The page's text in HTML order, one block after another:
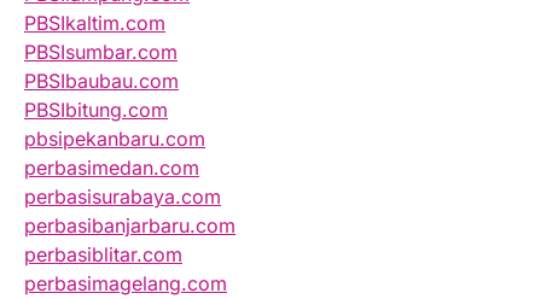
PBSIkaltim.com
PBSIsumbar.com
PBSIbaubau.com
PBSIbitung.com
pbsipekanbaru.com
perbasimedan.com
perbasisurabaya.com
perbasibanjarbaru.com
perbasiblitar.com
perbasimagelang.com